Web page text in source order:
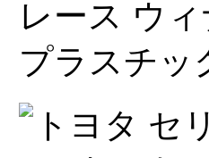
レース ウ
プラスチッ